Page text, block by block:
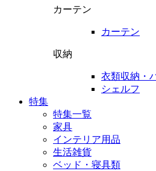
カーテン
カーテン
収納
衣類収納・
シェルフ
特集
特集一覧
家具
インテリア用品
生活雑貨
ベッド・寝具類